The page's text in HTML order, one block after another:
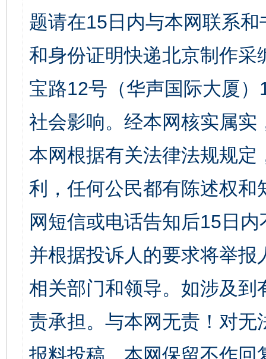
题请在15日内与本网联系
和身份证明快递北京制作
宝路12号（华声国际大厦
社会影响。经本网核实属
本网根据有关法律法规规
利，任何公民都有陈述权
网短信或电话告知后15日
并根据投诉人的要求将举
相关部门和领导。如涉及
责承担。与本网无责！对